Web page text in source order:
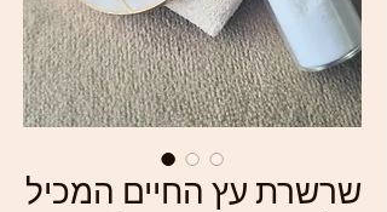
שרשרת עץ החיים המכיל